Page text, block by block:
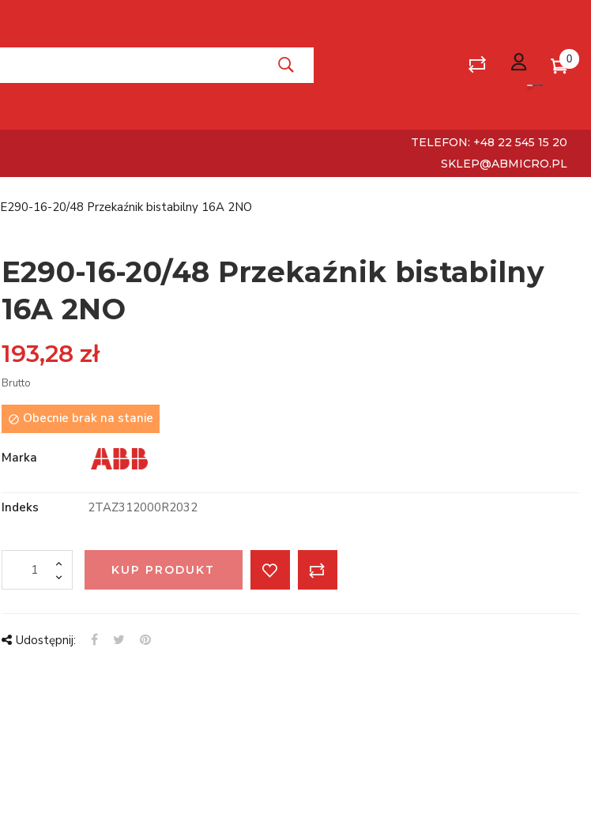
0
TELEFON: +48 22 545 15 20
SKLEP@ABMICRO.PL
E290-16-20/48 Przekaźnik bistabilny 16A 2NO
E290-16-20/48 Przekaźnik bistabilny
16A 2NO
193,28 zł
Brutto
 Obecnie brak na stanie
Marka
Indeks 2TAZ312000R2032
KUP PRODUKT
Udostępnij: